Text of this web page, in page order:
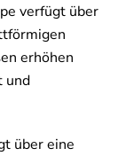
verfügt über
erhöhen
und
über eine